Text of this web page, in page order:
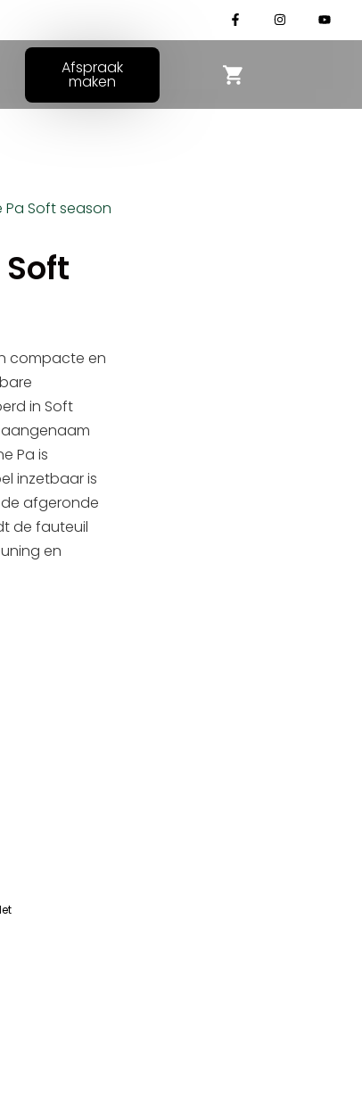
Afspraak
maken
Pa Soft season
Soft
compacte en
in Soft
Pa is
inzetbaar is
de afgeronde
de fauteuil
en